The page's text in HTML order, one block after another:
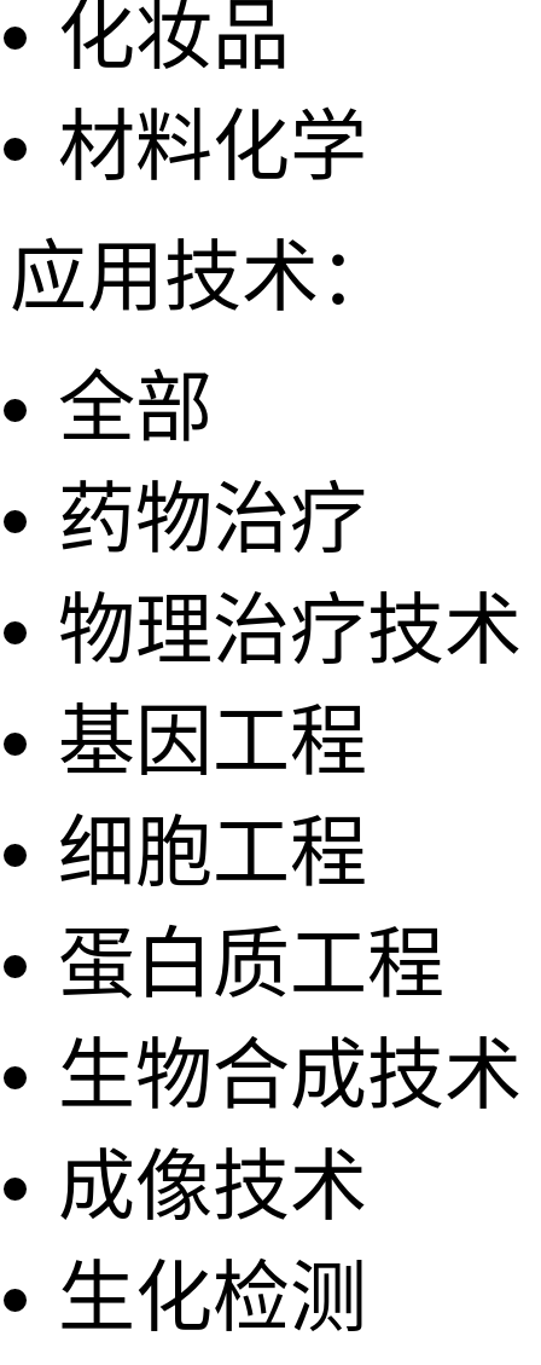
化妆品
材料化学
应用技术：
全部
药物治疗
物理治疗技术
基因工程
细胞工程
蛋白质工程
生物合成技术
成像技术
生化检测